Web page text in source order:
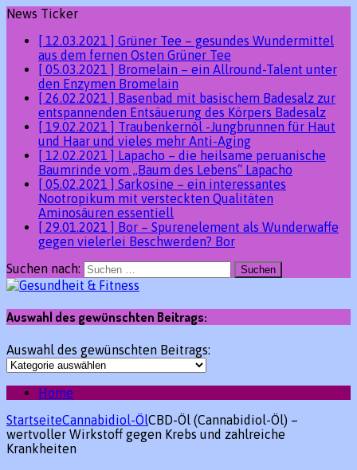
News Ticker
[ 12.03.2021 ] Grüner Tee – gesundes Wundermittel
aus dem fernen Osten Grüner Tee
[ 05.03.2021 ] Bromelain – ein Allround-Talent unter
den Enzymen Bromelain
[ 26.02.2021 ] Basenbad mit basischem Badesalz zur
entspannenden Entsäuerung des Körpers Badesalz
[ 19.02.2021 ] Traubenkernöl -Jungbrunnen für Haut
und Haar und vieles mehr Anti-Aging
[ 12.02.2021 ] Lapacho – die heilsame peruanische
Baumrinde vom „Baum des Lebens“ Lapacho
[ 05.02.2021 ] Sarkosine – ein interessantes
Nootropikum mit versteckten Qualitäten
Aminosäuren essentiell
[ 29.01.2021 ] Bor – Spurenelement als Wunderwaffe
gegen vielerlei Beschwerden? Bor
Suchen nach:
Auswahl des gewünschten Beitrags:
Auswahl des gewünschten Beitrags:
Home
StartseiteCannabidiol-Öl CBD-Öl (Cannabidiol-Öl) –
wertvoller Wirkstoff gegen Krebs und zahlreiche
Krankheiten